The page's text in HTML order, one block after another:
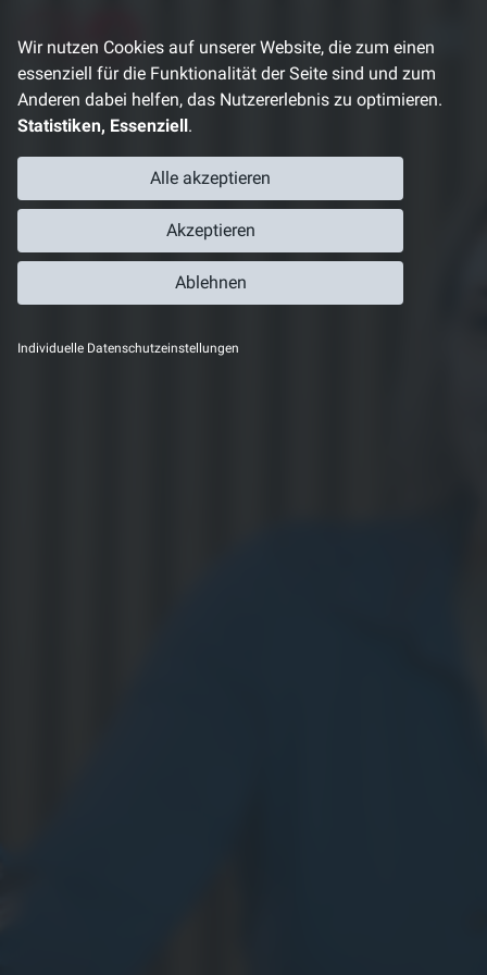
zum
Inhalt
Wir nutzen Cookies auf unserer Website, die zum einen
essenziell für die Funktionalität der Seite sind und zum
Anderen dabei helfen, das Nutzererlebnis zu optimieren.
Statistiken, Essenziell.
Individuelle Datenschutzeinstellungen
Ablehnen
Alle akzeptieren
Akzeptieren